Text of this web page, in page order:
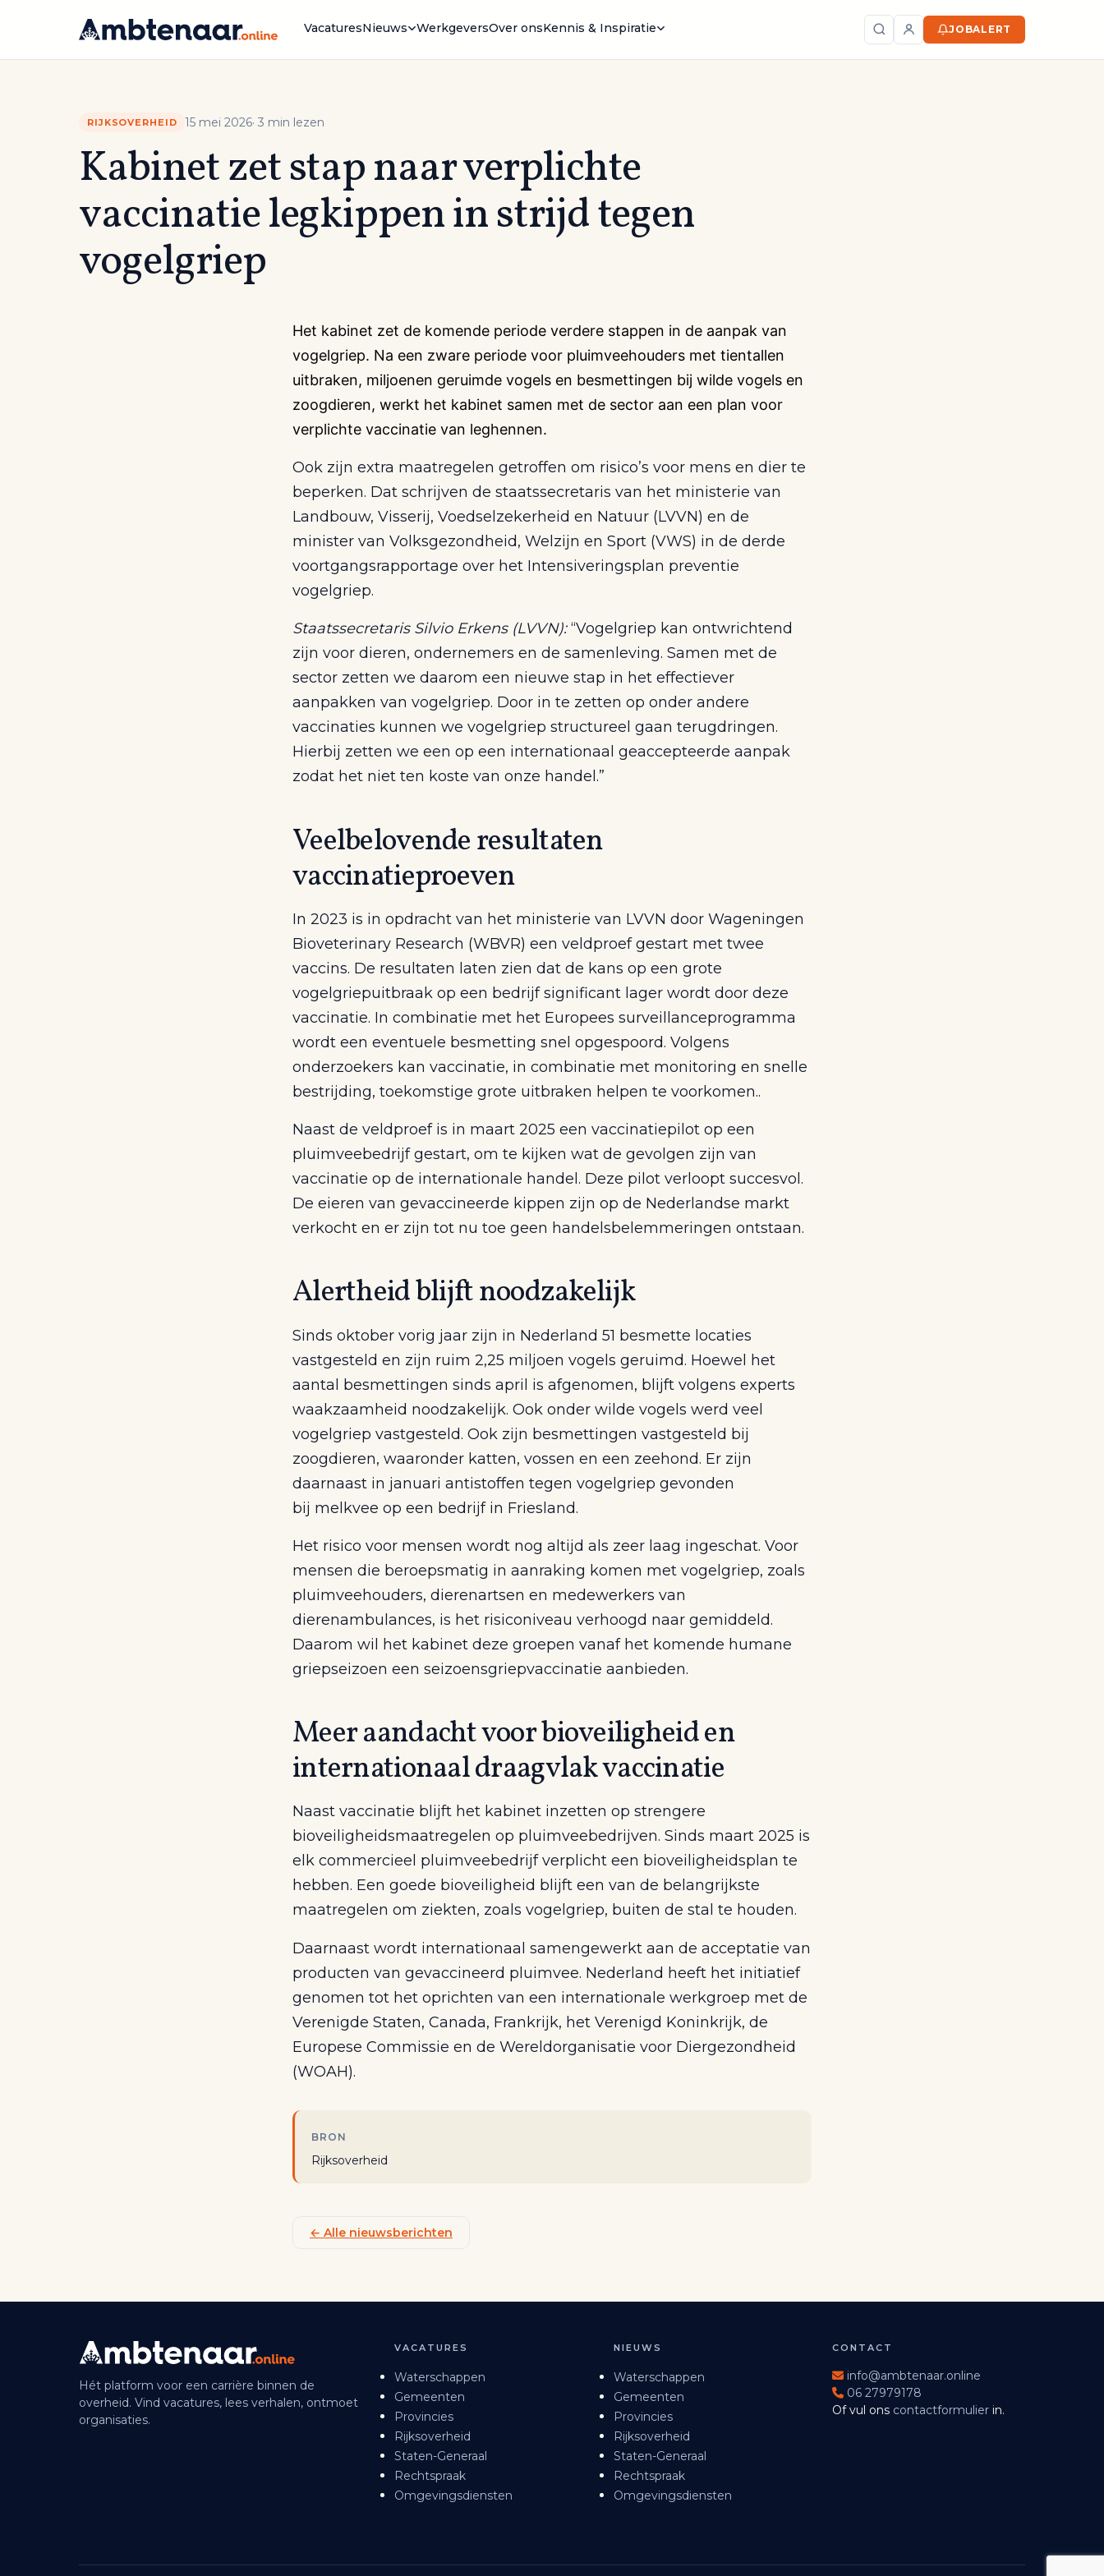
VacaturesNieuws WerkgeversOver onsKennis & Inspiratie JOBALERT
RIJKSOVERHEID 15 mei 2026· 3 min lezen
Kabinet zet stap naar verplichte
vaccinatie legkippen in strijd tegen
vogelgriep
Het kabinet zet de komende periode verdere stappen in de aanpak van
vogelgriep. Na een zware periode voor pluimveehouders met tientallen
uitbraken, miljoenen geruimde vogels en besmettingen bij wilde vogels en
zoogdieren, werkt het kabinet samen met de sector aan een plan voor
verplichte vaccinatie van leghennen.
Ook zijn extra maatregelen getroffen om risico’s voor mens en dier te
beperken. Dat schrijven de staatssecretaris van het ministerie van
Landbouw, Visserij, Voedselzekerheid en Natuur (LVVN) en de
minister van Volksgezondheid, Welzijn en Sport (VWS) in de derde
voortgangsrapportage over het Intensiveringsplan preventie
vogelgriep.
Staatssecretaris Silvio Erkens (LVVN):“Vogelgriep kan ontwrichtend
zijn voor dieren, ondernemers en de samenleving. Samen met de
sector zetten we daarom een nieuwe stap in het effectiever
aanpakken van vogelgriep. Door in te zetten op onder andere
vaccinaties kunnen we vogelgriep structureel gaan terugdringen.
Hierbij zetten we een op een internationaal geaccepteerde aanpak
zodat het niet ten koste van onze handel.”
Veelbelovende resultaten
vaccinatieproeven
In 2023 is in opdracht van het ministerie van LVVN door Wageningen
Bioveterinary Research (WBVR) een veldproef gestart met twee
vaccins. De resultaten laten zien dat de kans op een grote
vogelgriepuitbraak op een bedrijf significant lager wordt door deze
vaccinatie. In combinatie met het Europees surveillanceprogramma
wordt een eventuele besmetting snel opgespoord. Volgens
onderzoekers kan vaccinatie, in combinatie met monitoring en snelle
bestrijding, toekomstige grote uitbraken helpen te voorkomen..
Naast de veldproef is in maart 2025 een vaccinatiepilot op een
pluimveebedrijf gestart, om te kijken wat de gevolgen zijn van
vaccinatie op de internationale handel. Deze pilot verloopt succesvol.
De eieren van gevaccineerde kippen zijn op de Nederlandse markt
verkocht en er zijn tot nu toe geen handelsbelemmeringen ontstaan.
Alertheid blijft noodzakelijk
Sinds oktober vorig jaar zijn in Nederland 51 besmette locaties
vastgesteld en zijn ruim 2,25 miljoen vogels geruimd. Hoewel het
aantal besmettingen sinds april is afgenomen, blijft volgens experts
waakzaamheid noodzakelijk. Ook onder wilde vogels werd veel
vogelgriep vastgesteld. Ook zijn besmettingen vastgesteld bij
zoogdieren, waaronder katten, vossen en een zeehond. Er zijn
daarnaast in januari antistoffen tegen vogelgriep gevonden
bij melkvee op een bedrijf in Friesland.
Het risico voor mensen wordt nog altijd als zeer laag ingeschat. Voor
mensen die beroepsmatig in aanraking komen met vogelgriep, zoals
pluimveehouders, dierenartsen en medewerkers van
dierenambulances, is het risiconiveau verhoogd naar gemiddeld.
Daarom wil het kabinet deze groepen vanaf het komende humane
griepseizoen een seizoensgriepvaccinatie aanbieden.
Meer aandacht voor bioveiligheid en
internationaal draagvlak vaccinatie
Naast vaccinatie blijft het kabinet inzetten op strengere
bioveiligheidsmaatregelen op pluimveebedrijven. Sinds maart 2025 is
elk commercieel pluimveebedrijf verplicht een bioveiligheidsplan te
hebben. Een goede bioveiligheid blijft een van de belangrijkste
maatregelen om ziekten, zoals vogelgriep, buiten de stal te houden.
Daarnaast wordt internationaal samengewerkt aan de acceptatie van
producten van gevaccineerd pluimvee. Nederland heeft het initiatief
genomen tot het oprichten van een internationale werkgroep met de
Verenigde Staten, Canada, Frankrijk, het Verenigd Koninkrijk, de
Europese Commissie en de Wereldorganisatie voor Diergezondheid
(WOAH).
BRON
Rijksoverheid
← Alle nieuwsberichten
Hét platform voor een carrière binnen de
overheid. Vind vacatures, lees verhalen, ontmoet
organisaties.
VACATURES
Waterschappen
Gemeenten
Provincies
Rijksoverheid
Staten-Generaal
Rechtspraak
Omgevingsdiensten
NIEUWS
Waterschappen
Gemeenten
Provincies
Rijksoverheid
Staten-Generaal
Rechtspraak
Omgevingsdiensten
CONTACT
info@ambtenaar.online
06 27979178
Of vul ons contactformulier in.